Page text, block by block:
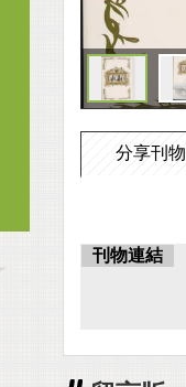
分享刊物
刊物連結